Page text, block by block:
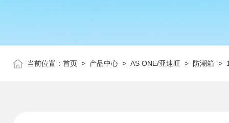
当前位置： 首页 > 产品中心 > AS ONE/亚速旺 > 防潮箱 >